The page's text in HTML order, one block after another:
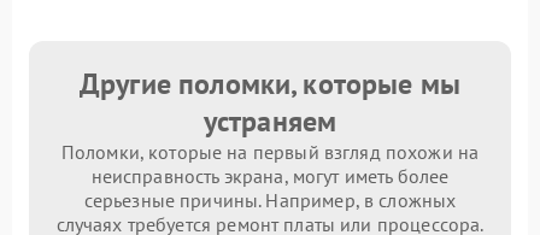
Другие поломки, которые мы
устраняем
Поломки, которые на первый взгляд похожи на
неисправность экрана, могут иметь более
серьезные причины. Например, в сложных
случаях требуется ремонт платы или процессора.